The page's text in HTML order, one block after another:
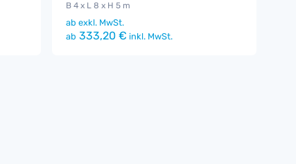
B 4 x L 8 x H 5 m
ab exkl. MwSt.
ab 333,20 € inkl. MwSt.